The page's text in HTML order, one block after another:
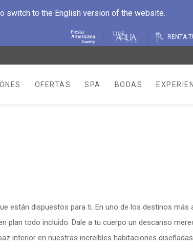
RENTA
OFERTAS SPA BODAS
switch to the English version of the website.
están dispuestos para ti. En uno de los destinos más
plan todo incluido. Dale a tu cuerpo un descanso
interior en nuestras increíbles habitaciones